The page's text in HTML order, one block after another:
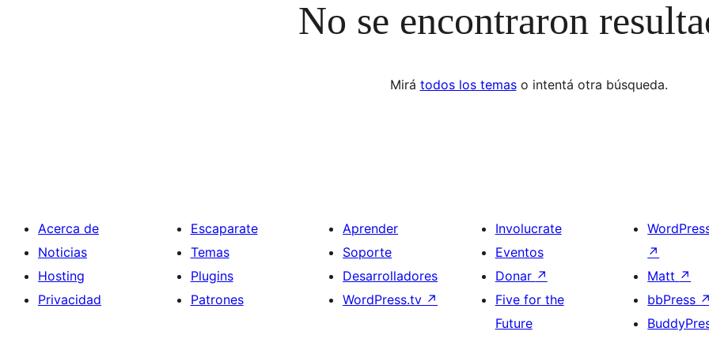
No se encontraron
Mirá todos los temaso intentá otra búsqueda.
Acerca de
Noticias
Hosting
Privacidad
Escaparate
Temas
Plugins
Patrones
Aprender
Soporte
Desarrolladores
WordPress.tv ↗
Involucrate
Eventos
Donar ↗
Five for the
Future
↗
Matt ↗
bbPress ↗